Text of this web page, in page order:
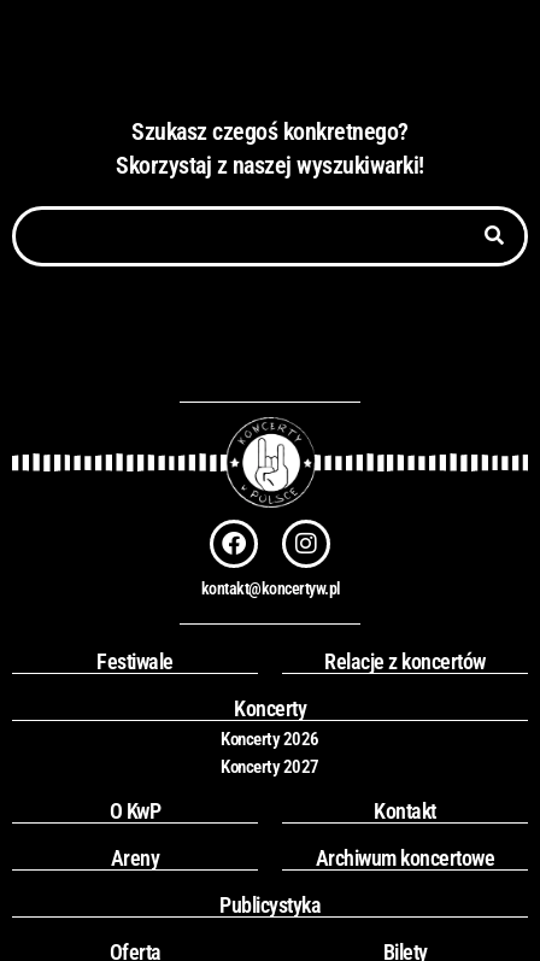
Szukasz czegoś konkretnego?
Skorzystaj z naszej wyszukiwarki!
Szukaj
F
a
c
e
b
o
k
I
n
s
t
a
r
a
m
kontakt@koncertyw.pl
Festiwale
Relacje z koncertów
Koncerty
Koncerty 2026
Koncerty 2027
O KwP
Kontakt
Areny
Archiwum koncertowe
Publicystyka
Oferta
Bilety